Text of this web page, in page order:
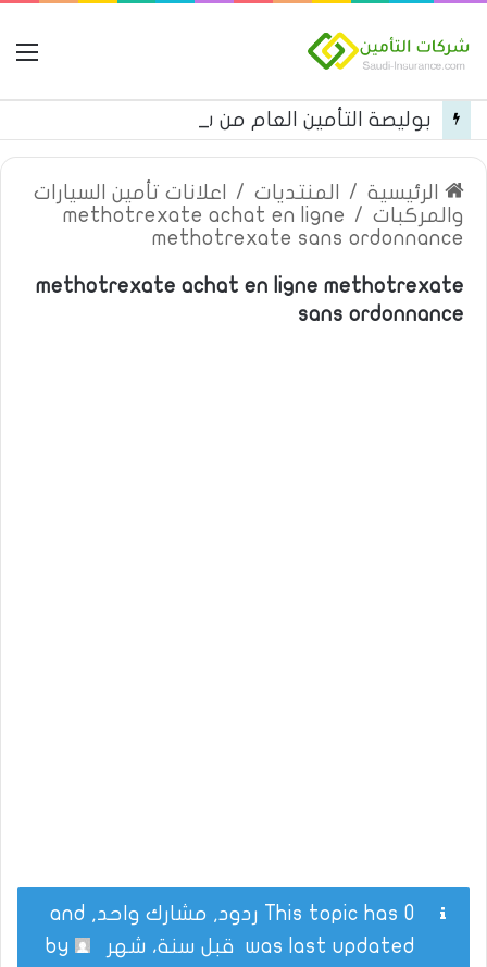
الرئيسية / المنتديات /
اعلانات تأمين السيارات
والمركبات /
methotrexate achat en ligne
methotrexate sans ordonnance
methotrexate achat en ligne methotrexate
sans ordonnance
This topic has 0 ردود, مشارك واحد, and
was last updated قبل سنة، شهر